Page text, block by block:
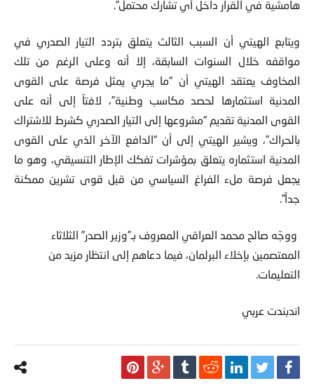
مواقفه خلال السنوات السابقة، إلا أنه وعلى الرغم من تلك
المخاوف يعتقد الهيتي أن “ما يجري يمثل فرصة على القوى
المدنية استثمارها لحصد مكاسب وطنية”، لافتاً إلى أنه على
القوى المدنية تقديم “مشروعها إلى التيار الصدري كشرط للاشتراك
بالحراك”، ويشير الهيتي إلى أن “الدافع الآخر الذي على القوى
المدنية استثماره يتعلق بمؤشرات تفكك الإطار التنسيقي، وهو ما
يجعل فرصة ملء الفراغ السياسي من قبل قوى تشرين ممكنة
جداً”.
المعتصمين بإخلاء البرلمان، فيما دعاهم إلى انتظار مزيد من
التعليمات.